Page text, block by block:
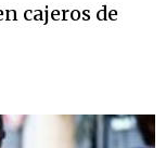
cajeros de